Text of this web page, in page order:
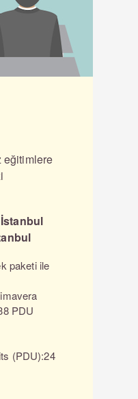
eğitimlere
paketi ile
PDU
(PDU):24